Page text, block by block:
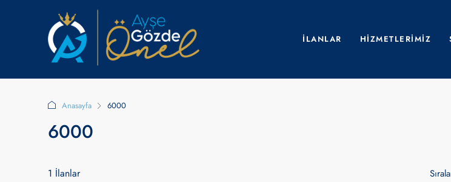
İLANLAR HIZMETLERIMIZ
Anasayfa 6000
6000
1 İlanlar